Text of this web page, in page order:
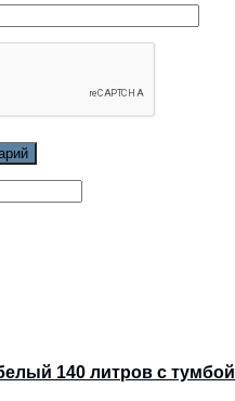
140 литров с тумбой